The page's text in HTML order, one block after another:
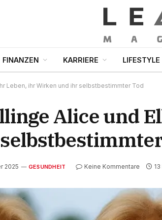
FINANZEN KARRIERE LIFESTYLE
Leben, ihr Wirken und ihr selbstbestimmter Tod
Alice und
2025 GESUNDHEIT Keine Kommentare